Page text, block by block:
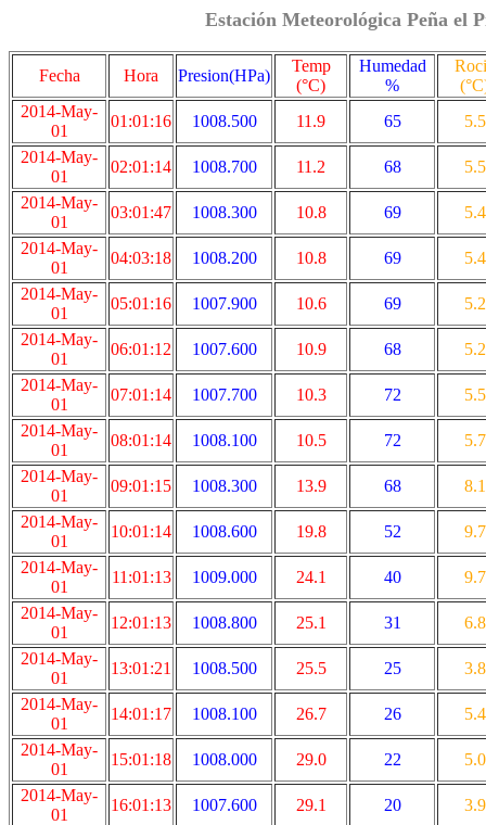
Estación Meteorológica Peña el
Fecha Hora Presion(HPa)
Temp
(°C)
Humedad
%
2014-May-
01
01:01:16 1008.500 11.9 65
5.5
2014-May-
01
02:01:14 1008.700 11.2 68
5.5
2014-May-
01
03:01:47 1008.300 10.8 69
5.4
2014-May-
01
04:03:18 1008.200 10.8 69
5.4
2014-May-
01
05:01:16 1007.900 10.6 69
5.2
2014-May-
01
06:01:12 1007.600 10.9 68
5.2
2014-May-
01
07:01:14 1007.700 10.3 72
5.5
2014-May-
01
08:01:14 1008.100 10.5 72
5.7
2014-May-
01
09:01:15 1008.300 13.9 68
8.1
2014-May-
01
10:01:14 1008.600 19.8 52
9.7
2014-May-
01
11:01:13 1009.000 24.1 40
9.7
2014-May-
01
12:01:13 1008.800 25.1 31
6.8
2014-May-
01
13:01:21 1008.500 25.5 25
3.8
2014-May-
01
14:01:17 1008.100 26.7 26
5.4
2014-May-
01
15:01:18 1008.000 29.0 22
5.0
2014-May-
01
16:01:13 1007.600 29.1 20
3.9